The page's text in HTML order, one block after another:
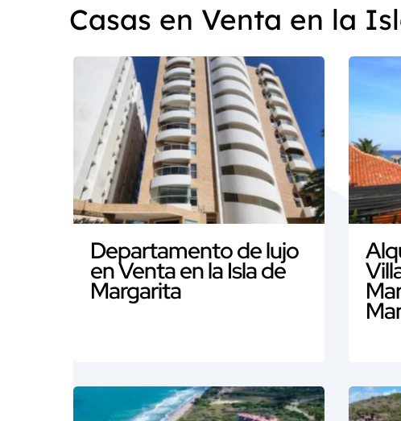
Casas en Venta en la
Departamento de lujo
en Venta en la Isla de
Margarita